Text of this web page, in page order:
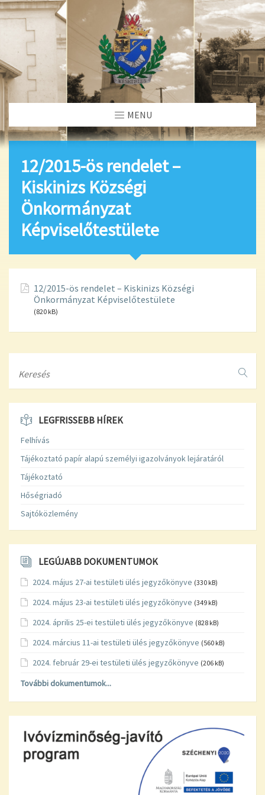
MENU
12/2015-ös rendelet –
Kiskinizs Községi
Önkormányzat
Képviselőtestülete
12/2015-ös rendelet – Kiskinizs Községi
Önkormányzat Képviselőtestülete
(820 kB)
LEGFRISSEBB HÍREK
Felhívás
Tájékoztató papír alapú személyi igazolványok lejáratáról
Tájékoztató
Hőségriadó
Sajtóközlemény
LEGÚJABB DOKUMENTUMOK
2024. május 27-ai testületi ülés jegyzőkönyve (330 kB)
2024. május 23-ai testületi ülés jegyzőkönyve (349 kB)
2024. április 25-ei testületi ülés jegyzőkönyve (828 kB)
2024. március 11-ai testületi ülés jegyzőkönyve (560 kB)
2024. február 29-ei testületi ülés jegyzőkönyve (206 kB)
További dokumentumok...